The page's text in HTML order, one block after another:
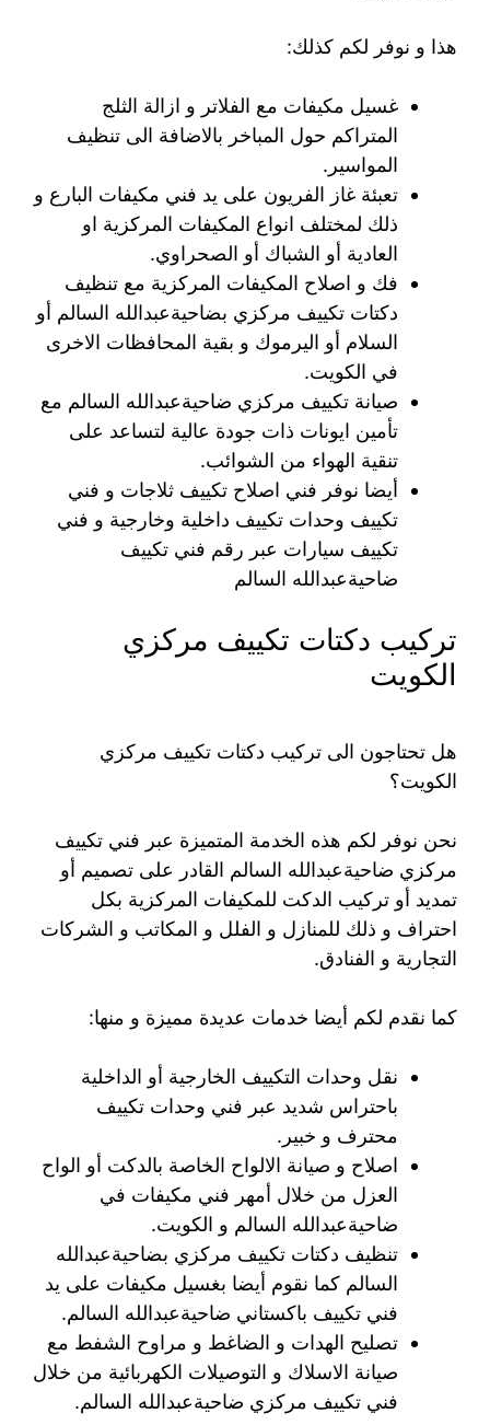
هذا و نوفر لكم كذلك:
غسيل مكيفات مع الفلاتر و ازالة الثلج
المتراكم حول المباخر بالاضافة الى تنظيف
المواسير.
تعبئة غاز الفريون على يد فني مكيفات البارع و
ذلك لمختلف انواع المكيفات المركزية او
العادية أو الشباك أو الصحراوي.
فك و اصلاح المكيفات المركزية مع تنظيف
دكتات تكييف مركزي بضاحيةعبدالله السالم أو
السلام أو اليرموك و بقية المحافظات الاخرى
في الكويت.
صيانة تكييف مركزي ضاحيةعبدالله السالم مع
تأمين ايونات ذات جودة عالية لتساعد على
تنقية الهواء من الشوائب.
أيضا نوفر فني اصلاح تكييف ثلاجات و فني
تكييف وحدات تكييف داخلية وخارجية و فني
تكييف سيارات عبر رقم فني تكييف
ضاحيةعبدالله السالم
تركيب دكتات تكييف مركزي
الكويت
هل تحتاجون الى تركيب دكتات تكييف مركزي
الكويت؟
نحن نوفر لكم هذه الخدمة المتميزة عبر فني تكييف
مركزي ضاحيةعبدالله السالم القادر على تصميم أو
تمديد أو تركيب الدكت للمكيفات المركزية بكل
احتراف و ذلك للمنازل و الفلل و المكاتب و الشركات
التجارية و الفنادق.
كما نقدم لكم أيضا خدمات عديدة مميزة و منها:
نقل وحدات التكييف الخارجية أو الداخلية
باحتراس شديد عبر فني وحدات تكييف
محترف و خبير.
اصلاح و صيانة الالواح الخاصة بالدكت أو الواح
العزل من خلال أمهر فني مكيفات في
ضاحيةعبدالله السالم و الكويت.
تنظيف دكتات تكييف مركزي بضاحيةعبدالله
السالم كما نقوم أيضا بغسيل مكيفات على يد
فني تكييف باكستاني ضاحيةعبدالله السالم.
تصليح الهدات و الضاغط و مراوح الشفط مع
صيانة الاسلاك و التوصيلات الكهربائية من خلال
فني تكييف مركزي ضاحيةعبدالله السالم.